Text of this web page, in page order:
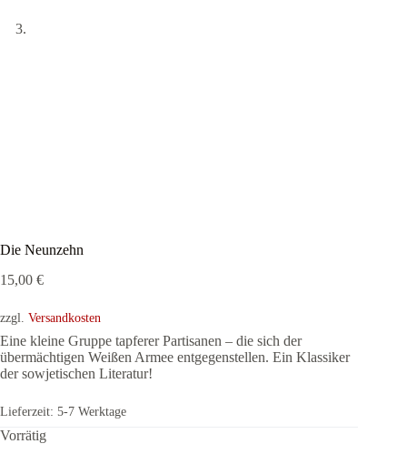
Die Neunzehn
15,00 €
zzgl. Versandkosten
Eine kleine Gruppe tapferer Partisanen – die sich der
übermächtigen Weißen Armee entgegenstellen. Ein Klassiker
der sowjetischen Literatur!
Lieferzeit: 5-7 Werktage
Vorrätig